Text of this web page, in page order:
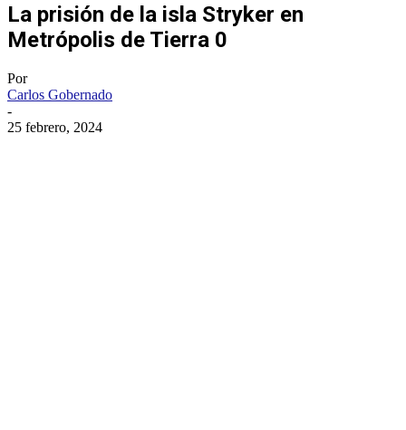
La prisión de la isla Stryker en
Metrópolis de Tierra 0
Por
Carlos Gobernado
-
25 febrero, 2024